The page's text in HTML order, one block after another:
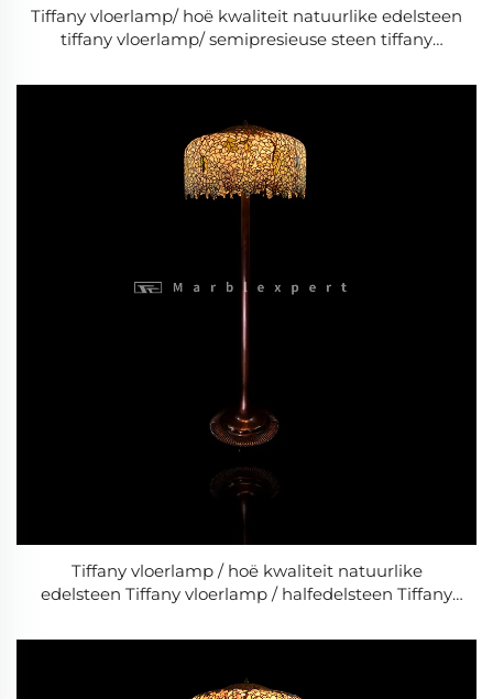
Tiffany vloerlamp/ hoë kwaliteit natuurlike edelsteen
tiffany vloerlamp/ semipresieuse steen tiffany
woonkamerlamp /Klassieke luukse lamp -2
Tiffany vloerlamp / hoë kwaliteit natuurlike
edelsteen Tiffany vloerlamp / halfedelsteen Tiffany
woonkamerslamp / Klassieke luukse lamp -3